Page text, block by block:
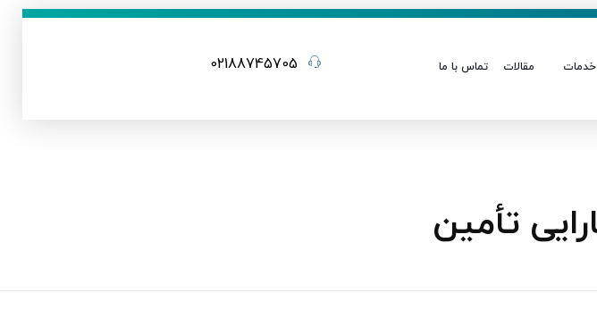
خدمات مقالات تماس با ما 02188745705